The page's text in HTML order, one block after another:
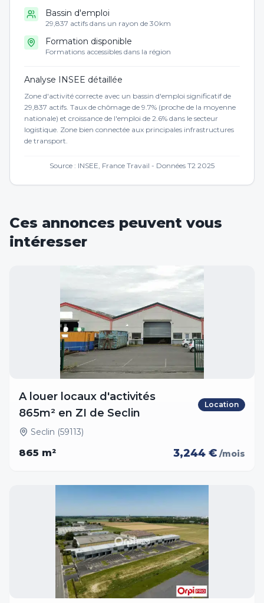
Bassin d'emploi
29,837 actifs dans un rayon de 30km
Formation disponible
Formations accessibles dans la région
Analyse INSEE détaillée
Zone d'activité correcte avec un bassin d'emploi significatif de
29,837 actifs. Taux de chômage de 9.7% (proche de la moyenne
nationale) et croissance de l'emploi de 2.6% dans le secteur
logistique. Zone bien connectée aux principales infrastructures
de transport.
Source : INSEE, France Travail - Données T2 2025
Ces annonces peuvent vous
intéresser
A louer locaux d'activités
865m² en ZI de Seclin
Location
Seclin (59113)
865 m² 3,244 € /mois